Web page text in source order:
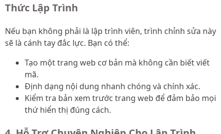
Thức Lập Trình
Nếu bạn không phải là lập trình viên, trình chỉnh sửa này
sẽ là cánh tay đắc lực. Bạn có thể:
Tạo một trang web cơ bản mà không cần biết viết
mã.
Định dạng nội dung nhanh chóng và chính xác.
Kiểm tra bản xem trước trang web để đảm bảo mọi
thứ hiển thị đúng cách.